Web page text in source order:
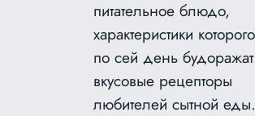
питательное блюдо,
характеристики
по сей день будоражат
вкусовые рецепторы
любителей сытной еды.